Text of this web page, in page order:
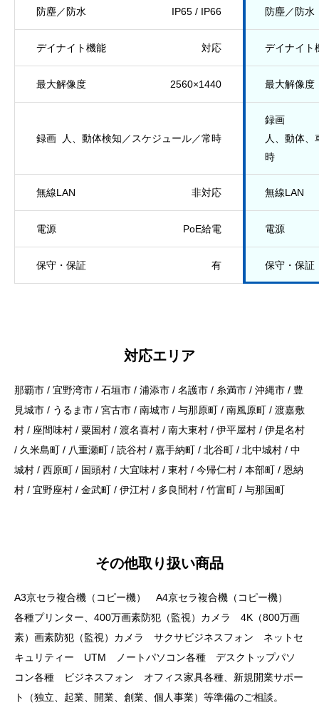
防塵／防水 IP65 / IP66
デイナイト機能 対応
最大解像度 2560×1440
録画 人、動体検知／スケジュール／常時
無線LAN 非対応
電源 PoE給電
保守・保証 有
防塵／防水
デイナイト
最大解像度
録画
人、動体、
時
無線LAN
電源
保守・保証
対応エリア
那覇市 / 宜野湾市 / 石垣市 / 浦添市 / 名護市 / 糸満市 / 沖縄市 / 豊
見城市 / うるま市 / 宮古市 / 南城市 / 与那原町 / 南風原町 / 渡嘉敷
村 / 座間味村 / 粟国村 / 渡名喜村 / 南大東村 / 伊平屋村 / 伊是名村
/ 久米島町 / 八重瀬町 / 読谷村 / 嘉手納町 / 北谷町 / 北中城村 / 中
城村 / 西原町 / 国頭村 / 大宜味村 / 東村 / 今帰仁村 / 本部町 / 恩納
村 / 宜野座村 / 金武町 / 伊江村 / 多良間村 / 竹富町 / 与那国町
その他取り扱い商品
A3京セラ複合機（コピー機） A4京セラ複合機（コピー機）
各種プリンター、400万画素防犯（監視）カメラ 4K（800万画
素）画素防犯（監視）カメラ サクサビジネスフォン ネットセ
キュリティー UTM ノートパソコン各種 デスクトップパソ
コン各種 ビジネスフォン オフィス家具各種、新規開業サポー
ト（独立、起業、開業、創業、個人事業）等準備のご相談。